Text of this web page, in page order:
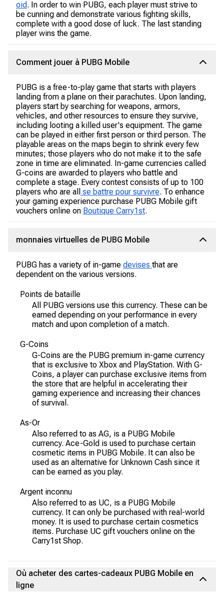
oid. In order to win PUBG, each player must strive to
be cunning and demonstrate various fighting skills,
complete with a good dose of luck. The last standing
player wins the game.
Comment jouer à PUBG Mobile
PUBG is a free-to-play game that starts with players
landing from a plane on their parachutes. Upon landing,
players start by searching for weapons, armors,
vehicles, and other resources to ensure they survive,
including looting a killed user's equipment. The game
can be played in either first person or third person. The
playable areas on the maps begin to shrink every few
minutes; those players who do not make it to the safe
zone in time are eliminated. In-game currencies called
G-coins are awarded to players who battle and
complete a stage. Every contest consists of up to 100
players who are all
se battre pour survivre. To enhance
your gaming experience purchase PUBG Mobile gift
vouchers online on Boutique Carry1st.
monnaies virtuelles de PUBG Mobile
PUBG has a variety of in-game devises that are
dependent on the various versions.
Points de bataille
All PUBG versions use this currency. These can be
earned depending on your performance in every
match and upon completion of a match.
G-Coins
G-Coins are the PUBG premium in-game currency
that is exclusive to Xbox and PlayStation. With G-
Coins, a player can purchase exclusive items from
the store that are helpful in accelerating their
gaming experience and increasing their chances
of survival.
As-Or
Also referred to as AG, is a PUBG Mobile
currency. Ace-Gold is used to purchase certain
cosmetic items in PUBG Mobile. It can also be
used as an alternative for Unknown Cash since it
can be earned as you play.
Argent inconnu
Also referred to as UC, is a PUBG Mobile
currency. It can only be purchased with real-world
money. It is used to purchase certain cosmetics
items. Purchase UC gift vouchers online on the
Carry1st Shop.
Où acheter des cartes-cadeaux PUBG Mobile en
ligne